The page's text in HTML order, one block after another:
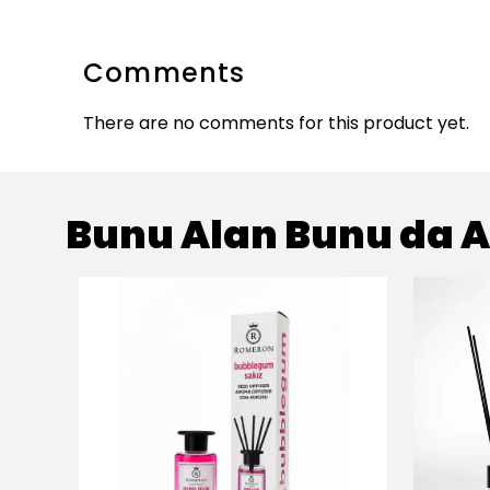
Comments
There are no comments for this product yet.
Bunu Alan Bunu da